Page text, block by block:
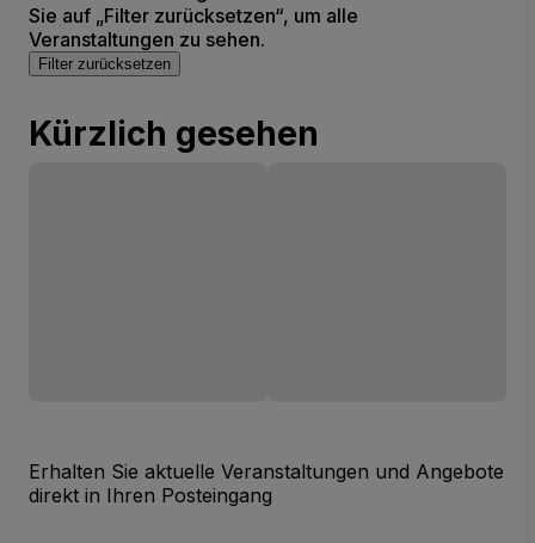
Sie auf „Filter zurücksetzen“, um alle
Veranstaltungen zu sehen.
Filter zurücksetzen
Kürzlich gesehen
Erhalten Sie aktuelle Veranstaltungen und Angebote
direkt in Ihren Posteingang